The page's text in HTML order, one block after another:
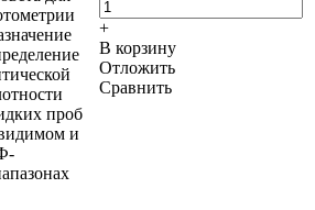
проб
и
+
В корзину
Отложить
Сравнить